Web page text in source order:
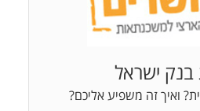
בנק ישראל
ואיך זה משפיע אליכם?